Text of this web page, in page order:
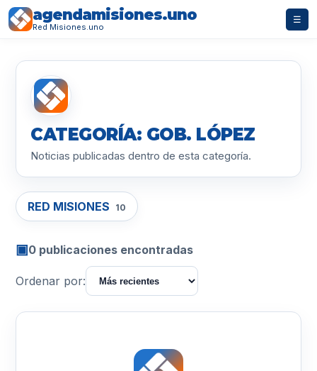
agendamisiones.uno
Red Misiones.uno
☰
CATEGORÍA: GOB. LÓPEZ
Noticias publicadas dentro de esta categoría.
RED MISIONES 10
▣0 publicaciones encontradas
Ordenar por: